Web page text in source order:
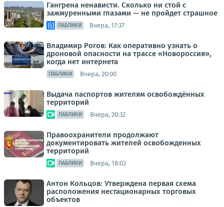
Гангрена ненависти. Сколько ни стой с
зажмуренными глазами — не пройдет страшное
ПАБЛИКИ Вчера, 17:37
Владимир Рогов: Как оперативно узнать о
дроновой опасности на трассе «Новороссия»,
когда нет интернета
ПАБЛИКИ Вчера, 20:00
Выдача паспортов жителям освобождённых
территорий
ПАБЛИКИ Вчера, 20:32
Правоохранители продолжают
документировать жителей освобожденных
территорий
ПАБЛИКИ Вчера, 18:02
Антон Кольцов: Утверждена первая схема
расположения нестационарных торговых
объектов